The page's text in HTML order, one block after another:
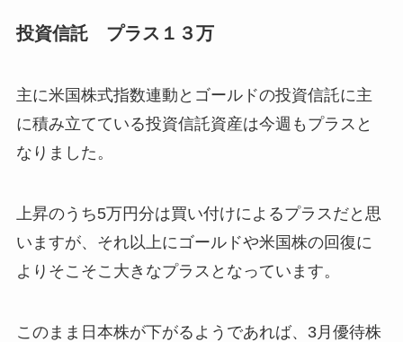
投資信託 プラス１３万
主に米国株式指数連動とゴールドの投資信託に主
に積み立てている投資信託資産は今週もプラスと
なりました。
上昇のうち5万円分は買い付けによるプラスだと思
いますが、それ以上にゴールドや米国株の回復に
よりそこそこ大きなプラスとなっています。
このまま日本株が下がるようであれば、3月優待株